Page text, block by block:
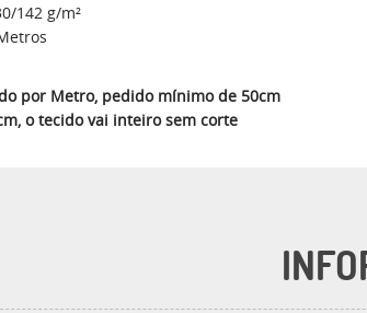
142 g/m²
por Metro, pedido mínimo de 50cm
o tecido vai inteiro sem corte